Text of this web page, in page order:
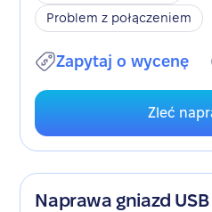
Problem z połączeniem
Zapytaj o wycenę
Zleć
Naprawa gniazd USB